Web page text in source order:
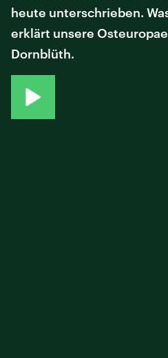
heute unterschrieben.
erklärt unsere
Dornblüth.